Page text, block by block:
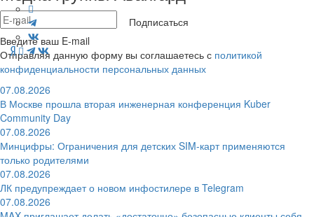
Подписаться
Введите ваш E-mail
Отправляя данную форму вы соглашаетесь с политикой
конфиденциальности персональных данных
07.08.2026
В Москве прошла вторая инженерная конференция Kuber
Community Day
07.08.2026
Минцифры: Ограничения для детских SIM-карт применяются
только родителями
07.08.2026
ЛК предупреждает о новом инфостилере в Telegram
07.08.2026